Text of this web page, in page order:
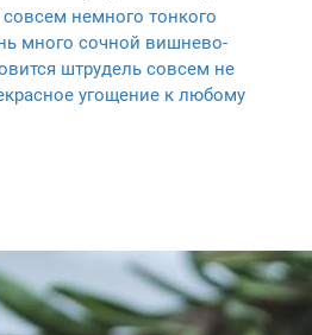
немного тонкого
много сочной вишнево-
штрудель совсем не
угощение к любому